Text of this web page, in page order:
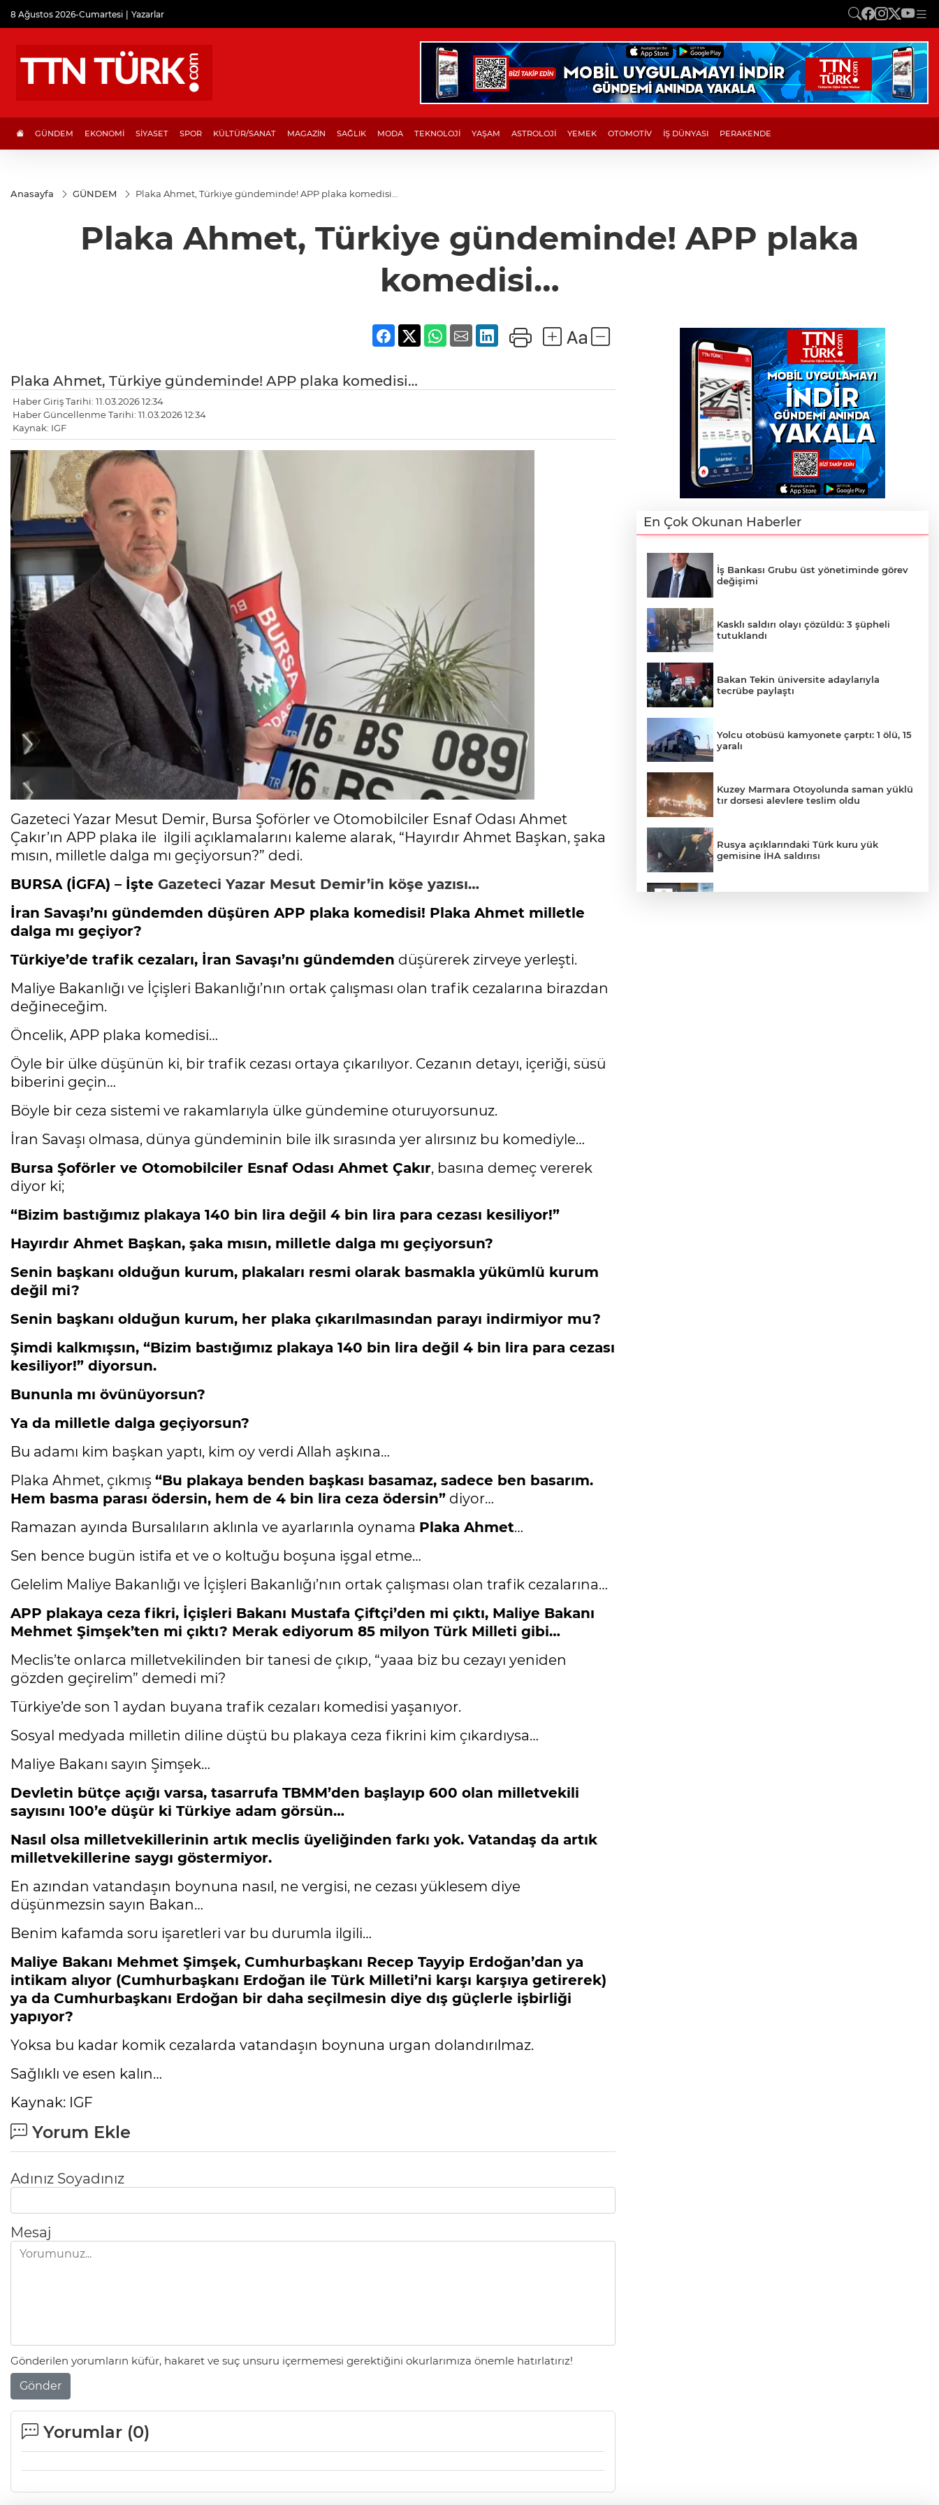
8 Ağustos 2026-Cumartesi Yazarlar
GÜNDEM EKONOMİ SİYASET SPOR KÜLTÜR/SANAT MAGAZİN SAĞLIK MODA TEKNOLOJİ YAŞAM ASTROLOJİ YEMEK OTOMOTİV İŞ DÜNYASI PERAKENDE
Anasayfa GÜNDEM Plaka Ahmet, Türkiye gündeminde! APP plaka komedisi…
Plaka Ahmet, Türkiye gündeminde! APP plaka
komedisi…
Plaka Ahmet, Türkiye gündeminde! APP plaka komedisi…
Haber Giriş Tarihi: 11.03.2026 12:34
Haber Güncellenme Tarihi: 11.03.2026 12:34
Kaynak: IGF
Gazeteci Yazar Mesut Demir, Bursa Şoförler ve Otomobilciler Esnaf Odası Ahmet
Çakır’ın APP plaka ile ilgili açıklamalarını kaleme alarak, “Hayırdır Ahmet Başkan, şaka
mısın, milletle dalga mı geçiyorsun?” dedi.
BURSA (İGFA) – İşte Gazeteci Yazar Mesut Demir’in köşe yazısı…
İran Savaşı’nı gündemden düşüren APP plaka komedisi! Plaka Ahmet milletle
dalga mı geçiyor?
Türkiye’de trafik cezaları, İran Savaşı’nı gündemden düşürerek zirveye yerleşti.
Maliye Bakanlığı ve İçişleri Bakanlığı’nın ortak çalışması olan trafik cezalarına birazdan
değineceğim.
Öncelik, APP plaka komedisi…
Öyle bir ülke düşünün ki, bir trafik cezası ortaya çıkarılıyor. Cezanın detayı, içeriği, süsü
biberini geçin…
Böyle bir ceza sistemi ve rakamlarıyla ülke gündemine oturuyorsunuz.
İran Savaşı olmasa, dünya gündeminin bile ilk sırasında yer alırsınız bu komediyle…
Bursa Şoförler ve Otomobilciler Esnaf Odası Ahmet Çakır, basına demeç vererek
diyor ki;
“Bizim bastığımız plakaya 140 bin lira değil 4 bin lira para cezası kesiliyor!”
Hayırdır Ahmet Başkan, şaka mısın, milletle dalga mı geçiyorsun?
Senin başkanı olduğun kurum, plakaları resmi olarak basmakla yükümlü kurum
değil mi?
Senin başkanı olduğun kurum, her plaka çıkarılmasından parayı indirmiyor mu?
Şimdi kalkmışsın, “Bizim bastığımız plakaya 140 bin lira değil 4 bin lira para cezası
kesiliyor!” diyorsun.
Bununla mı övünüyorsun?
Ya da milletle dalga geçiyorsun?
Bu adamı kim başkan yaptı, kim oy verdi Allah aşkına…
Plaka Ahmet, çıkmış “Bu plakaya benden başkası basamaz, sadece ben basarım.
Hem basma parası ödersin, hem de 4 bin lira ceza ödersin” diyor…
Ramazan ayında Bursalıların aklınla ve ayarlarınla oynama Plaka Ahmet…
Sen bence bugün istifa et ve o koltuğu boşuna işgal etme…
Gelelim Maliye Bakanlığı ve İçişleri Bakanlığı’nın ortak çalışması olan trafik cezalarına…
APP plakaya ceza fikri, İçişleri Bakanı Mustafa Çiftçi’den mi çıktı, Maliye Bakanı
Mehmet Şimşek’ten mi çıktı? Merak ediyorum 85 milyon Türk Milleti gibi…
Meclis’te onlarca milletvekilinden bir tanesi de çıkıp, “yaaa biz bu cezayı yeniden
gözden geçirelim” demedi mi?
Türkiye’de son 1 aydan buyana trafik cezaları komedisi yaşanıyor.
Sosyal medyada milletin diline düştü bu plakaya ceza fikrini kim çıkardıysa…
Maliye Bakanı sayın Şimşek…
Devletin bütçe açığı varsa, tasarrufa TBMM’den başlayıp 600 olan milletvekili
sayısını 100’e düşür ki Türkiye adam görsün…
Nasıl olsa milletvekillerinin artık meclis üyeliğinden farkı yok. Vatandaş da artık
milletvekillerine saygı göstermiyor.
En azından vatandaşın boynuna nasıl, ne vergisi, ne cezası yüklesem diye
düşünmezsin sayın Bakan…
Benim kafamda soru işaretleri var bu durumla ilgili…
Maliye Bakanı Mehmet Şimşek, Cumhurbaşkanı Recep Tayyip Erdoğan’dan ya
intikam alıyor (Cumhurbaşkanı Erdoğan ile Türk Milleti’ni karşı karşıya getirerek)
ya da Cumhurbaşkanı Erdoğan bir daha seçilmesin diye dış güçlerle işbirliği
yapıyor?
Yoksa bu kadar komik cezalarda vatandaşın boynuna urgan dolandırılmaz.
Sağlıklı ve esen kalın…
Kaynak: IGF
Yorum Ekle
Adınız Soyadınız
Mesaj
Gönderilen yorumların küfür, hakaret ve suç unsuru içermemesi gerektiğini okurlarımıza önemle hatırlatırız!
Gönder
Yorumlar (0)
En Çok Okunan Haberler
İş Bankası Grubu üst yönetiminde görev
değişimi
Kasklı saldırı olayı çözüldü: 3 şüpheli
tutuklandı
Bakan Tekin üniversite adaylarıyla
tecrübe paylaştı
Yolcu otobüsü kamyonete çarptı: 1 ölü, 15
yaralı
Kuzey Marmara Otoyolunda saman yüklü
tır dorsesi alevlere teslim oldu
Rusya açıklarındaki Türk kuru yük
gemisine İHA saldırısı